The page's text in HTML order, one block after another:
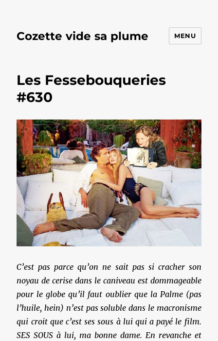
Cozette vide sa plume MENU
Les Fessebouqueries
#630
C’est pas parce qu’on ne sait pas si cracher son
noyau de cerise dans le caniveau est dommageable
pour le globe qu’il faut oublier que la Palme (pas
l’huile, hein) n’est pas soluble dans le macronisme
qui croit que c’est ses sous à lui qui a payé le film.
SES SOUS à lui, ma bonne dame. En revanche et